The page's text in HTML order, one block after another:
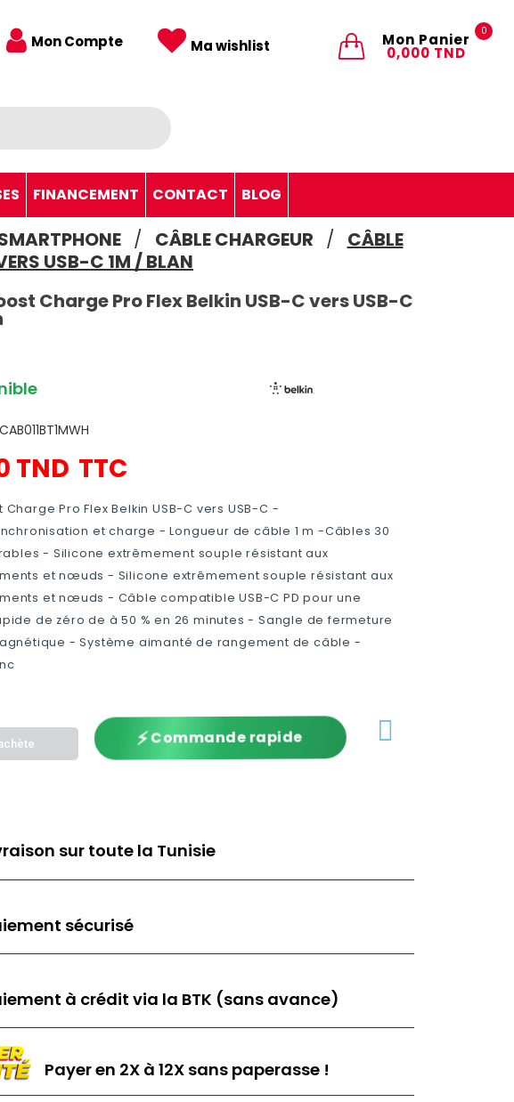
0
Mon Panier
0,000 TND
Mon Compte Ma wishlist
FINANCEMENT CONTACT BLOG
CÂBLE CHARGEUR
CÂBLE
USB-C 1M / BLAN
Charge Pro Flex Belkin USB-C vers USB-C
CAB011BT1MWH
TND TTC
Pro Flex Belkin USB-C vers USB-C -
et charge - Longueur de câble 1 m -Câbles 30
- Silicone extrêmement souple résistant aux
et nœuds - Silicone extrêmement souple résistant aux
et nœuds - Câble compatible USB-C PD pour une
de zéro de à 50 % en 26 minutes - Sangle de fermeture
- Système aimanté de rangement de câble -
⚡Commande rapide
sur toute la Tunisie
sécurisé
à crédit via la BTK (sans avance)
Payer en 2X à 12X sans paperasse !